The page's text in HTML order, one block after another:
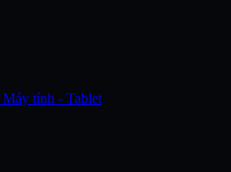
Máy tính - Tablet